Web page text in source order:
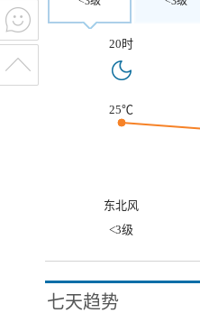
20时
25℃
东北风
<3级
七天趋势